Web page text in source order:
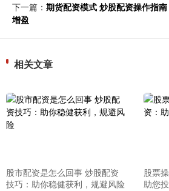
下一篇： 期货配资模式 炒股配资操作指
增盈
相关文章
股市配资是怎么回事 炒股配资
技巧：助你稳健获利，规避风险
股票
助您